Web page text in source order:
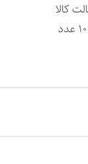
کالا
10 عدد